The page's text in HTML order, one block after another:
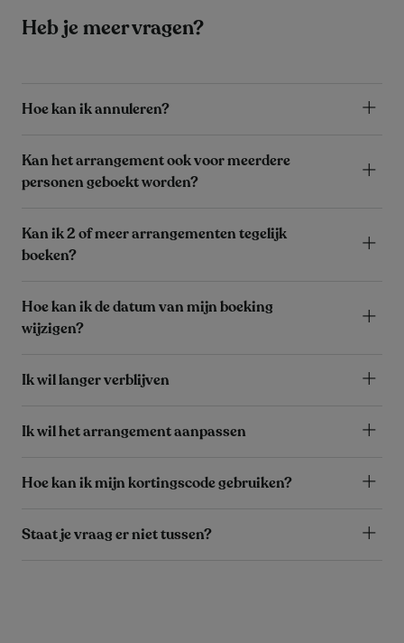
Heb je meer vragen?
Hoe kan ik annuleren?
Kan het arrangement ook voor meerdere
personen geboekt worden?
Kan ik 2 of meer arrangementen tegelijk
boeken?
Hoe kan ik de datum van mijn boeking
wijzigen?
Ik wil langer verblijven
Ik wil het arrangement aanpassen
Hoe kan ik mijn kortingscode gebruiken?
Staat je vraag er niet tussen?